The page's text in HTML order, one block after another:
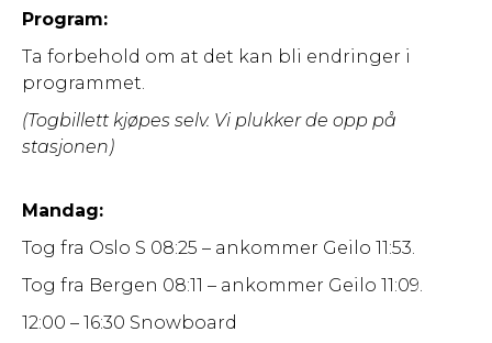
​Program:
Ta forbehold om at det kan bli endringer i
programmet.
(Togbillett kjøpes selv. Vi plukker de opp på
stasjonen)
Mandag:
Tog fra Oslo S 08:25 – ankommer Geilo 11:53.
Tog fra Bergen 08:11 – ankommer Geilo 11:09.
12:00 – 16:30 Snowboard